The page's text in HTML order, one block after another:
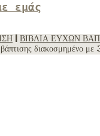
εμάς
ΒΙΒΛΙΑ ΕΥΧΩΝ
βάπτισης διακοσμημένο